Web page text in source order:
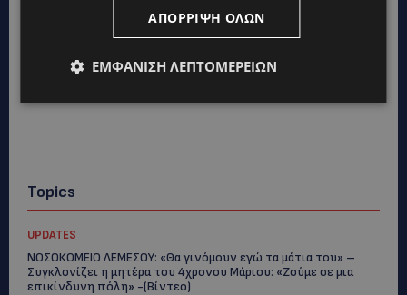
Topics
UPDATES
ΝΟΣΟΚΟΜΕΙΟ ΛΕΜΕΣΟΥ: «Θα γινόμουν εγώ τα μάτια του» –
Συγκλονίζει η μητέρα του 4χρονου Μάριου: «Ζούμε σε μια
επικίνδυνη πόλη» -(Βίντεο)
ΑΠΌΡΡΙΨΗ ΌΛΩΝ
ΕΜΦΆΝΙΣΗ ΛΕΠΤΟΜΕΡΕΙΏΝ